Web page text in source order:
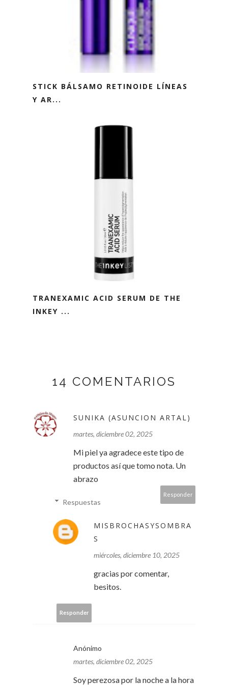
STICK BÁLSAMO RETINOIDE LÍNEAS
Y AR...
TRANEXAMIC ACID SERUM DE THE
INKEY ...
14 COMENTARIOS
SUNIKA (ASUNCION ARTAL)
martes, diciembre 02, 2025
Mi piel ya agradece este tipo de
productos así que tomo nota. Un
abrazo
Responder
Respuestas
MISBROCHASYSOMBRA
S
miércoles, diciembre 10, 2025
gracias por comentar,
besitos.
Responder
Anónimo
martes, diciembre 02, 2025
Soy perezosa por la noche a la hora